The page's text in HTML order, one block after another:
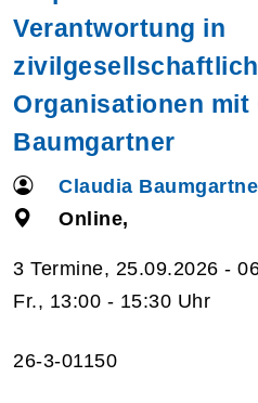
Verantwortung in
Organisationen mit
Baumgartner
Claudia
Online,
3 Termine, 25.09.2026 -
Fr., 13:00 - 15:30 Uhr
26-3-01150